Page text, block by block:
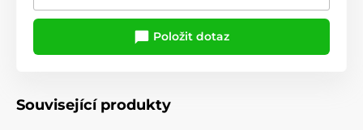
Položit dotaz
Související produkty